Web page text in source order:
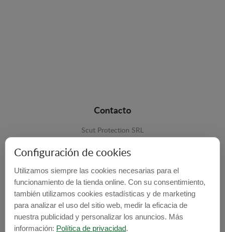
Contacto
Scut Protection SRL
Harghita, Romania
E-mail: info@cubrecarter.com
Configuración de cookies
Utilizamos siempre las cookies necesarias para el
funcionamiento de la tienda online. Con su consentimiento,
también utilizamos cookies estadísticas y de marketing
para analizar el uso del sitio web, medir la eficacia de
nuestra publicidad y personalizar los anuncios. Más
información: Política de privacidad.